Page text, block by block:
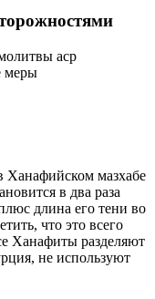
аср
меры
Ханафийском мазхабе
в два раза
длина его тени во
что это всего
Ханафиты разделяют
не используют